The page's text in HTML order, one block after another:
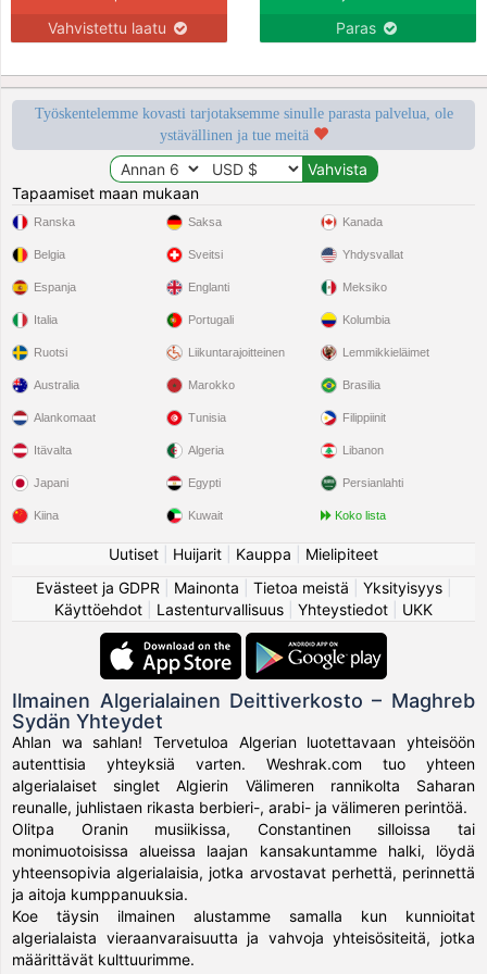
Vahvistettu laatu Paras
Työskentelemme kovasti tarjotaksemme sinulle parasta palvelua, ole
ystävällinen ja tue meitä
Tapaamiset maan mukaan
Ranska
Belgia
Espanja
Italia
Ruotsi
Saksa
Sveitsi
Englanti
Portugali
Liikuntarajoitteinen
Kanada
Yhdysvallat
Meksiko
Kolumbia
Lemmikkieläimet
Australia
Alankomaat
Itävalta
Japani
Kiina
Marokko
Tunisia
Algeria
Egypti
Kuwait
Brasilia
Filippiinit
Libanon
Persianlahti
Koko lista
Uutiset Huijarit Kauppa
Mielipiteet
Evästeet ja GDPR
Mainonta Tietoa meistä Yksityisyys|
Käyttöehdot
Lastenturvallisuus Yhteystiedot UKK
Ilmainen Algerialainen Deittiverkosto – Maghreb
Sydän Yhteydet
Ahlan wa sahlan! Tervetuloa Algerian luotettavaan yhteisöön
autenttisia yhteyksiä varten. Weshrak.com tuo yhteen
algerialaiset singlet Algierin Välimeren rannikolta Saharan
reunalle, juhlistaen rikasta berbieri-, arabi- ja välimeren perintöä.
Olitpa Oranin musiikissa, Constantinen silloissa tai
monimuotoisissa alueissa laajan kansakuntamme halki, löydä
yhteensopivia algerialaisia, jotka arvostavat perhettä, perinnettä
ja aitoja kumppanuuksia.
Koe täysin ilmainen alustamme samalla kun kunnioitat
algerialaista vieraanvaraisuutta ja vahvoja yhteisösiteitä, jotka
määrittävät kulttuurimme.